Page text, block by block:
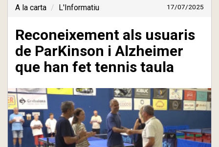
A la carta L'Informatiu 17/07/2025
Reconeixement als usuaris
de ParKinson i Alzheimer
que han fet tennis taula